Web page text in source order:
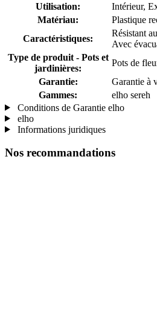
Utilisation:
Intérieur,
Matériau:
Plastique
Caractéristiques:
Résistant
Avec
Type de produit - Pots et
jardinières:
Pots de
Garantie:
Garantie à
Gammes:
elho sereh
Conditions de Garantie elho
elho
Informations juridiques
Nos recommandations